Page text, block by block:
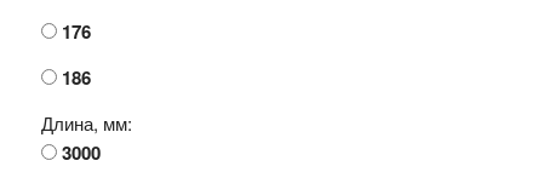
176
186
Длина, мм:
3000